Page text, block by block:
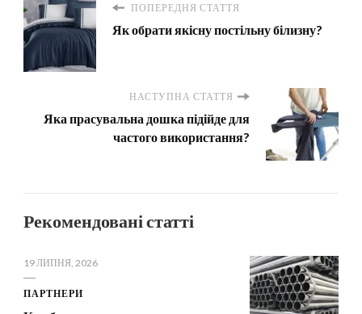
ПОПЕРЕДНЯ СТАТТЯ
Як обрати якісну постільну білизну?
НАСТУПНА СТАТТЯ
Яка прасувальна дошка підійде для
частого використання?
Рекомендовані статті
19 ЛИПНЯ, 2026
ПАРТНЕРИ